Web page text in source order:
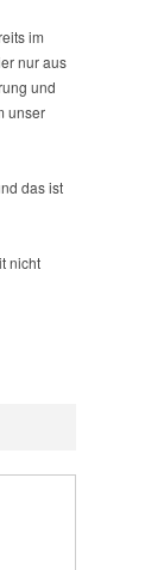
im
nur aus
und
unser
das ist
nicht